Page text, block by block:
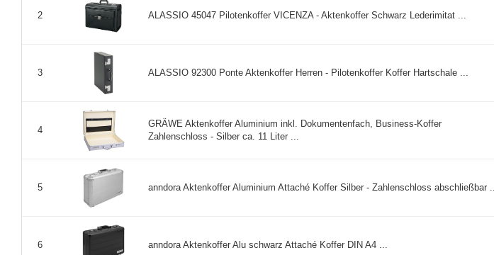
2 ALASSIO 45047 Pilotenkoffer VICENZA - Aktenkoffer Schwarz Lederimitat ...
3 ALASSIO 92300 Ponte Aktenkoffer Herren - Pilotenkoffer Koffer Hartschale ...
4
GRÄWE Aktenkoffer Aluminium inkl. Dokumentenfach, Business-Koffer
Zahlenschloss - Silber ca. 11 Liter ...
5 anndora Aktenkoffer Aluminium Attaché Koffer Silber - Zahlenschloss abschließbar ...
6 anndora Aktenkoffer Alu schwarz Attaché Koffer DIN A4 ...